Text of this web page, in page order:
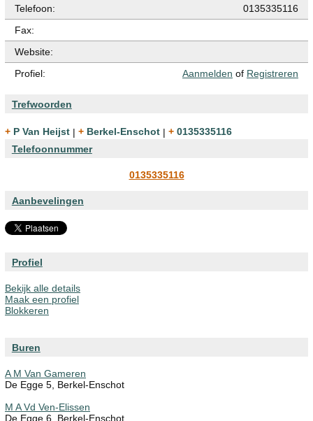
Telefoon:
0135335116
Fax:
Website:
Profiel:
Aanmelden of Registreren
Trefwoorden
+ P Van Heijst | + Berkel-Enschot |
+ 0135335116
Telefoonnummer
0135335116
Aanbevelingen
Profiel
Bekijk alle details
Maak een profiel
Blokkeren
Buren
A M Van Gameren
De Egge 5, Berkel-Enschot
M A Vd Ven-Elissen
De Egge 6, Berkel-Enschot